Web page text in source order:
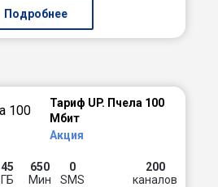
Подробнее
Тариф UP. Пчела 100
Мбит
Акция
45
ГБ
650
Мин
0
SMS
200
каналов